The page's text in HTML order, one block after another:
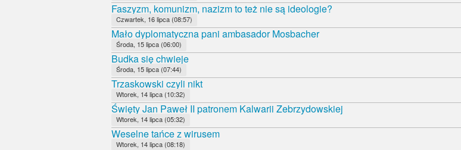
Faszyzm, komunizm, nazizm to też nie są ideologie?
Czwartek, 16 lipca (08:57)
Mało dyplomatyczna pani ambasador Mosbacher
Środa, 15 lipca (06:00)
Budka się chwieje
Środa, 15 lipca (07:44)
Trzaskowski czyli nikt
Wtorek, 14 lipca (10:32)
Święty Jan Paweł II patronem Kalwarii Zebrzydowskiej
Wtorek, 14 lipca (05:32)
Weselne tańce z wirusem
Wtorek, 14 lipca (08:18)